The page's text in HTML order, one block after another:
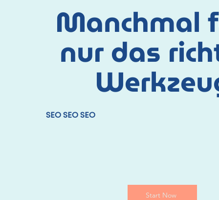
Manchmal
nur das
SEO SEO SEO
Start Now